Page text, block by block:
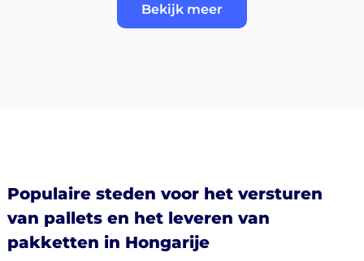
Bekijk meer
Populaire steden voor het versturen
van pallets en het leveren van
pakketten in Hongarije